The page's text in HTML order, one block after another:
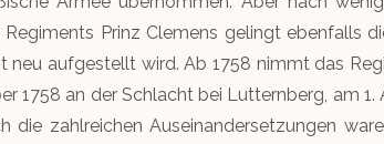
Prinz Clemens gelingt ebenfalls
neu aufgestellt wird. Ab 1758 nimmt das
1758 an der Schlacht bei Lutternberg, am
die zahlreichen Auseinandersetzungen